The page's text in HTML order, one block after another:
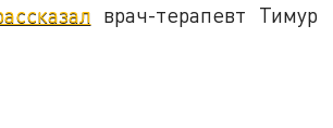
врач-терапевт Тимур